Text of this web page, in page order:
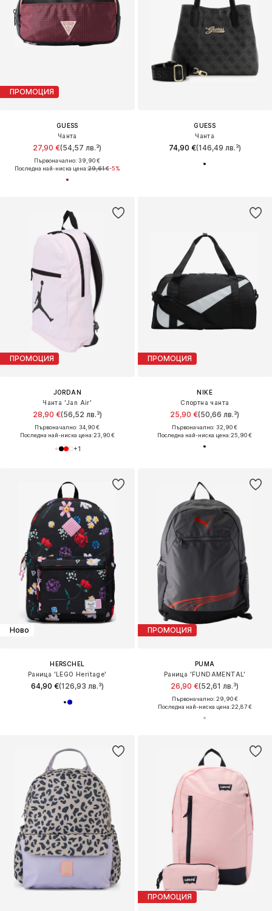
ПРОМОЦИЯ
GUESS
Чанта
27,90 €(54,57 лв.³)
Първоначално: 39,90 €
Последна най-ниска цена:29,61 €-5%
GUESS
Чанта
74,90 €(146,49 лв.³)
ПРОМОЦИЯ
JORDAN
Чанта 'Jan Air'
28,90 €(56,52 лв.³)
Първоначално: 34,90 €
Последна най-ниска цена:23,90 €
+1
ПРОМОЦИЯ
NIKE
Спортна чанта
25,90 €(50,66 лв.³)
Първоначално: 32,90 €
Последна най-ниска цена:25,90 €
Ново
HERSCHEL
Раница 'LEGO Heritage'
64,90 €(126,93 лв.³)
ПРОМОЦИЯ
PUMA
Раница 'FUNDAMENTAL'
26,90 €(52,61 лв.³)
Първоначално: 29,90 €
Последна най-ниска цена:22,87 €
ПРОМОЦИЯ